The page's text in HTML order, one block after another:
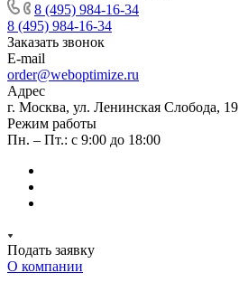
8 (495) 984-16-34
8 (495) 984-16-34
Заказать звонок
E-mail
order@weboptimize.ru
Адрес
г. Москва, ул. Ленинская Слобода, 19
Режим работы
Пн. – Пт.: с 9:00 до 18:00
Подать заявку
О компании